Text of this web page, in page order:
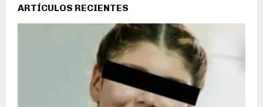
ARTÍCULOS RECIENTES